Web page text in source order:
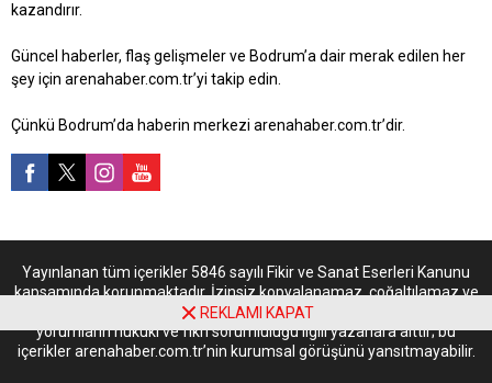
kazandırır.
Güncel haberler, flaş gelişmeler ve Bodrum’a dair merak edilen her
şey için arenahaber.com.tr’yi takip edin.
Çünkü Bodrum’da haberin merkezi arenahaber.com.tr’dir.
Yayınlanan tüm içerikler 5846 sayılı Fikir ve Sanat Eserleri Kanunu
kapsamında korunmaktadır. İzinsiz kopyalanamaz, çoğaltılamaz ve
kaynak gösterilmeden kullanılamaz. Sitede yer alan köşe yazıları ve
yorumların hukuki ve fikri sorumluluğu ilgili yazarlara aittir; bu
içerikler arenahaber.com.tr’nin kurumsal görüşünü yansıtmayabilir.
REKLAMI KAPAT